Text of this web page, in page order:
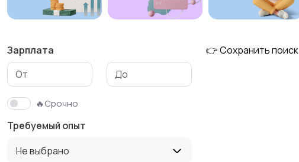
Туризм и гостиницы
Зарплата
🔥Срочно
Требуемый опыт
Не выбрано
👉 Сохранить поиск